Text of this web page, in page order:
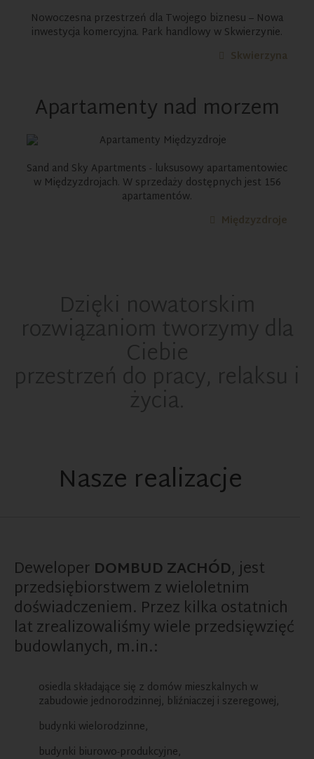
Nowoczesna przestrzeń dla Twojego biznesu – Nowa
inwestycja komercyjna. Park handlowy w Skwierzynie.
Skwierzyna
Apartamenty nad morzem
Sand and Sky Apartments - luksusowy apartamentowiec
w Międzyzdrojach. W sprzedaży dostępnych jest 156
apartamentów.
Międzyzdroje
Dzięki nowatorskim
rozwiązaniom tworzymy dla
Ciebie
przestrzeń do pracy, relaksu i
życia.
Nasze realizacje
Deweloper DOMBUD ZACHÓD, jest
przedsiębiorstwem z wieloletnim
doświadczeniem. Przez kilka ostatnich
lat zrealizowaliśmy wiele przedsięwzięć
budowlanych, m.in.:
osiedla składające się z domów mieszkalnych w
zabudowie jednorodzinnej, bliźniaczej i szeregowej,
budynki wielorodzinne,
budynki biurowo-produkcyjne,